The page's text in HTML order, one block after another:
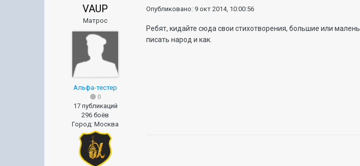
VAUP
Матрос
Альфа-тестер
0
17 публикаций
296 боёв
Город:Москва
Опубликовано: 9 окт 2014, 10:00:56
Ребят, кидайте сюда свои стихотворения, большие или
писать народ и как.